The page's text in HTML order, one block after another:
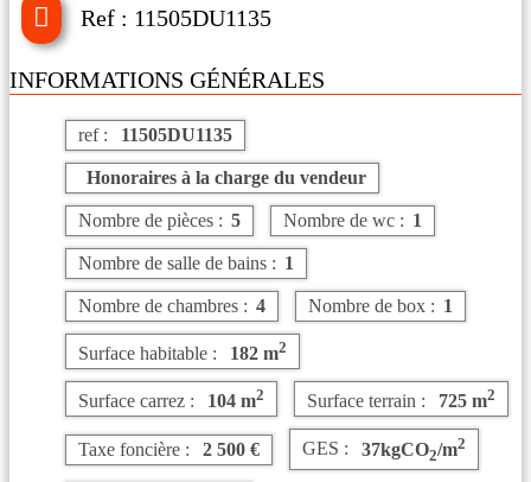
Ref : 11505DU1135
INFORMATIONS GÉNÉRALES
ref : 11505DU1135
Honoraires à la charge du vendeur
Nombre de pièces : 5 Nombre de wc : 1
Nombre de salle de bains : 1
Nombre de chambres : 4 Nombre de box : 1
Surface habitable : 182 m2
Surface carrez : 104 m2 Surface terrain : 725 m2
Taxe foncière : 2 500 € GES : 37kgCO2/m2